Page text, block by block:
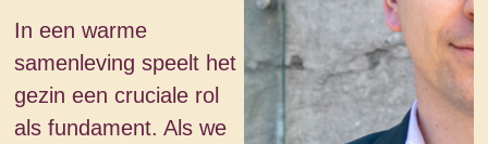
In een warme
samenleving speelt het
gezin een cruciale rol
als fundament. Als we